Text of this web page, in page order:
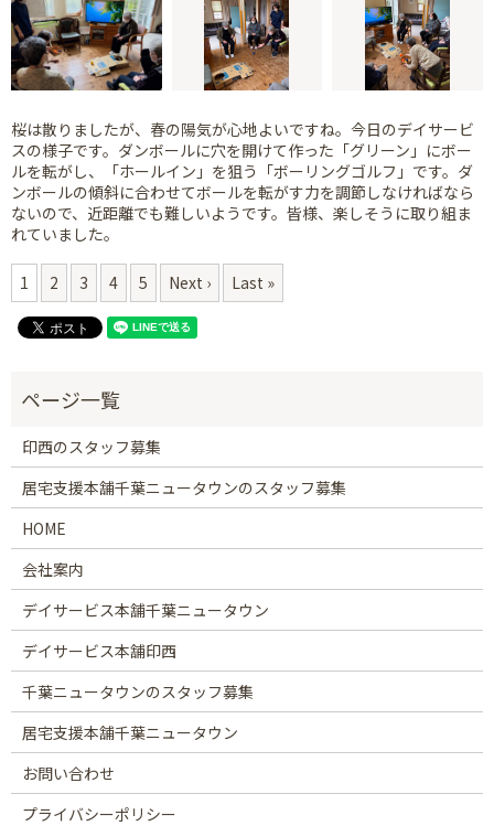
桜は散りましたが、春の陽気が心地よいですね。今日のデイサービ
スの様子です。ダンボールに穴を開けて作った「グリーン」にボー
ルを転がし、「ホールイン」を狙う「ボーリングゴルフ」です。ダ
ンボールの傾斜に合わせてボールを転がす力を調節しなければなら
ないので、近距離でも難しいようです。皆様、楽しそうに取り組ま
れていました。
1 2 3 4 5 Next › Last »
印西のスタッフ募集
居宅支援本舗千葉ニュータウンのスタッフ募集
HOME
会社案内
デイサービス本舗千葉ニュータウン
デイサービス本舗印西
千葉ニュータウンのスタッフ募集
居宅支援本舗千葉ニュータウン
お問い合わせ
プライバシーポリシー